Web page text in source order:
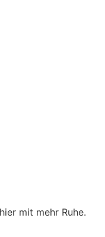
mit mehr Ruhe.